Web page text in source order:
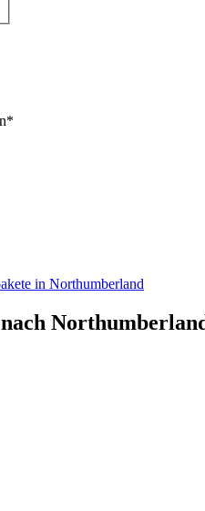
in Northumberland